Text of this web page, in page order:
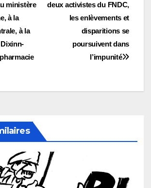
deux activistes du FNDC,
les enlèvements et
disparitions se
poursuivent dans
l’impunité
ministère
à la
à la